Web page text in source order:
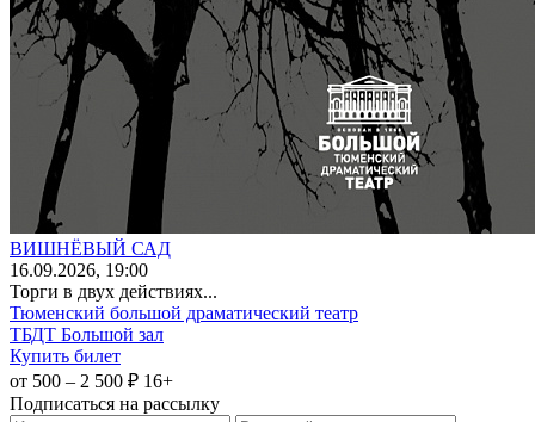
ВИШНЁВЫЙ САД
16.09.2026, 19:00
Торги в двух действиях...
Тюменский большой драматический театр
ТБДТ Большой зал
Купить билет
от 500 – 2 500 ₽ 16+
Подписаться на рассылку